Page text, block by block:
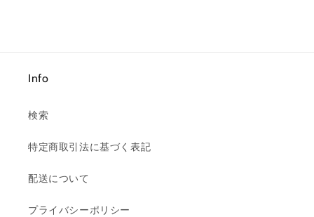
Info
検索
特定商取引法に基づく表記
配送について
プライバシーポリシー